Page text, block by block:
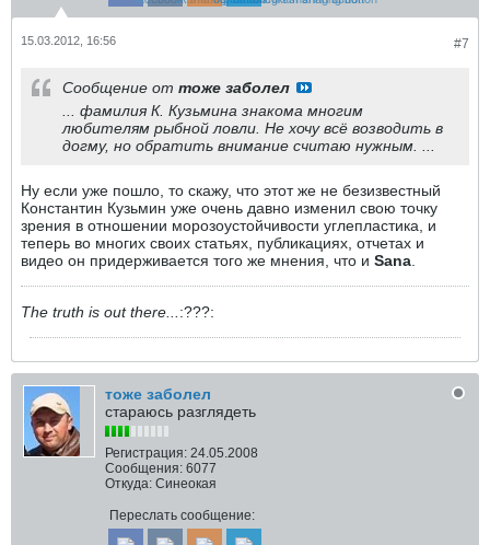
#7
15.03.2012, 16:56
Сообщение от тоже заболел
... фамилия К. Кузьмина знакома многим
любителям рыбной ловли. Не хочу всё возводить в
догму, но обратить внимание считаю нужным. ...
Ну если уже пошло, то скажу, что этот же не безизвестный
Константин Кузьмин уже очень давно изменил свою точку
зрения в отношении морозоустойчивости углепластика, и
теперь во многих своих статьях, публикациях, отчетах и
видео он придерживается того же мнения, что и Sana
The truth is out there... :???:
тоже заболел
стараюсь разглядеть
Регистрация: 24.05.2008
Сообщения: 6077
Откуда: Синеокая
Переслать сообщение: